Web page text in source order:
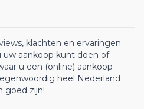
klachten en ervaringen.
aankoop kunt doen of
u een (online) aankoop
heel Nederland
goed zijn!